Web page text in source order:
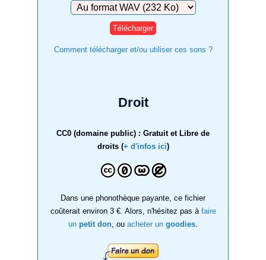
Télécharger
Comment télécharger et/ou utiliser ces sons ?
Droit
CC0 (domaine public) : Gratuit et Libre de
droits (+ d'infos ici)
Dans une phonothèque payante, ce fichier
coûterait environ 3 €. Alors, n'hésitez pas à faire
un petit don , ou acheter un goodies